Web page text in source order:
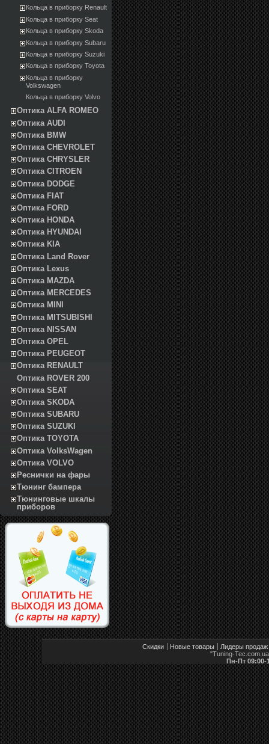
Кольца в приборку Renault
Кольца в приборку Seat
Кольца в приборку Skoda
Кольца в приборку Subaru
Кольца в приборку Suzuki
Кольца в приборку Toyota
Кольца в приборку
Volkswagen
Кольца в приборку Volvo
Оптика ALFA ROMEO
Оптика AUDI
Оптика BMW
Оптика CHEVROLET
Оптика CHRYSLER
Оптика CITROEN
Оптика DODGE
Оптика FIAT
Оптика FORD
Оптика HONDA
Оптика HYUNDAI
Оптика KIA
Оптика Land Rover
Оптика Lexus
Оптика MAZDA
Оптика MERCEDES
Оптика MINI
Оптика MITSUBISHI
Оптика NISSAN
Оптика OPEL
Оптика PEUGEOT
Оптика RENAULT
Оптика ROVER 200
Оптика SEAT
Оптика SKODA
Оптика SUBARU
Оптика SUZUKI
Оптика TOYOTA
Оптика VolksWagen
Оптика VOLVO
Реснички на фары
Тюнинг бампера
Тюнинговые шкалы
приборов
Скидки Новые товары
Лидеры продаж
"Tuning-
Пн-Пт 09:00-